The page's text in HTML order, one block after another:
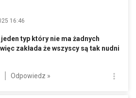
16:46
typ który nie ma żadnych
zakłada że wszyscy są tak nudni
Odpowiedz »